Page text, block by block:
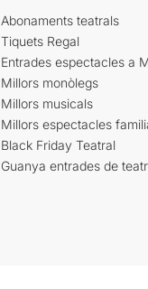
Abonaments teatrals
Tiquets Regal
Entrades espectacles a
Millors monòlegs
Millors musicals
Millors espectacles
Black Friday Teatral
Guanya entrades de